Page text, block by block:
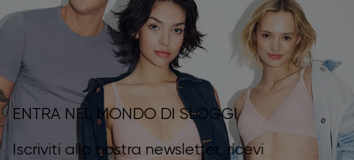
ENTRA NEL MONDO DI SLOGGI
Iscriviti alla nostra newsletter, ricevi